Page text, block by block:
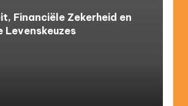
Financiële Zekerheid en
Levenskeuzes